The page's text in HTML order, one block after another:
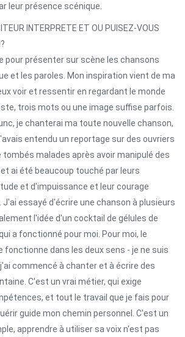
leur présence scénique.
INTERPRETE ET OU PUISEZ-VOUS
pour présenter sur scène les chansons
et les paroles. Mon inspiration vient de ma
voir et ressentir en regardant le monde
trois mots ou une image suffise parfois.
je chanterai ma toute nouvelle chanson,
entendu un reportage sur des ouvriers
malades après avoir manipulé des
ai été beaucoup touché par leurs
et d'impuissance et leur courage
essayé d'écrire une chanson à plusieurs
l'idée d'un cocktail de gélules de
a fonctionné pour moi. Pour moi, le
dans les deux sens - je ne suis
commencé à chanter et à écrire des
C'est un vrai métier, qui exige
et tout le travail que je fais pour
guide mon chemin personnel. C'est un
apprendre à utiliser sa voix n'est pas